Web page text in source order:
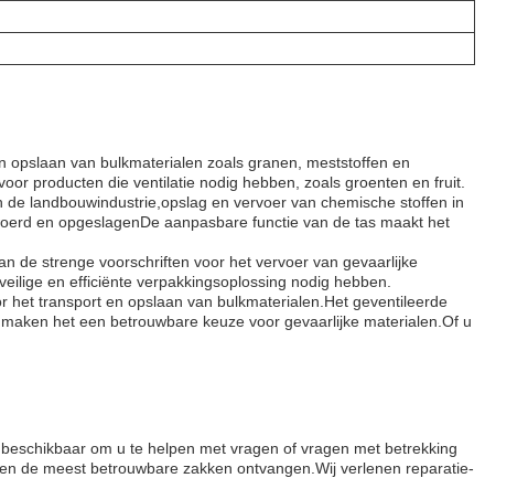
van bulkmaterialen zoals granen, meststoffen en
producten die ventilatie nodig hebben, zoals groenten en fruit.
landbouwindustrie,opslag en vervoer van chemische stoffen in
en opgeslagenDe aanpasbare functie van de tas maakt het
de strenge voorschriften voor het vervoer van gevaarlijke
en efficiënte verpakkingsoplossing nodig hebben.
het transport en opslaan van bulkmaterialen.Het geventileerde
het een betrouwbare keuze voor gevaarlijke materialen.Of u
om u te helpen met vragen of vragen met betrekking
de meest betrouwbare zakken ontvangen.Wij verlenen reparatie-